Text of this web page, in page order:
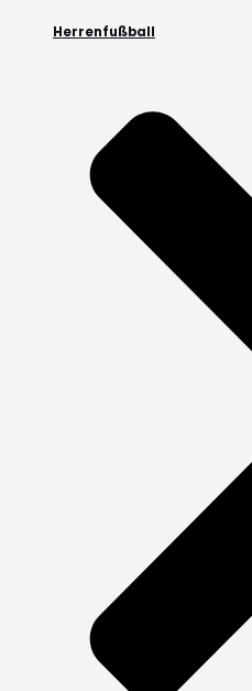
Herrenfußball